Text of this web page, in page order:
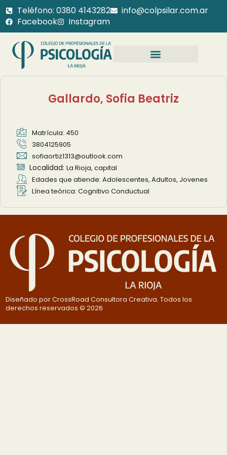
Teléfono: 0380 4143282
info@colpsilar.com.ar
Facebook
Instagram
Gallardo, Sofia Beatriz
Matrícula: 450
3804125905
sofiaortiz1313@outlook.com
Localidad:La Rioja, capital
Edades que atiende: Adolescentes, Adultos, Jovenes
Línea teórica: Cognitivo Conductual
Diseñado por CrossRoad Consultora Creativa. Todos los
derechos reservados © 2026